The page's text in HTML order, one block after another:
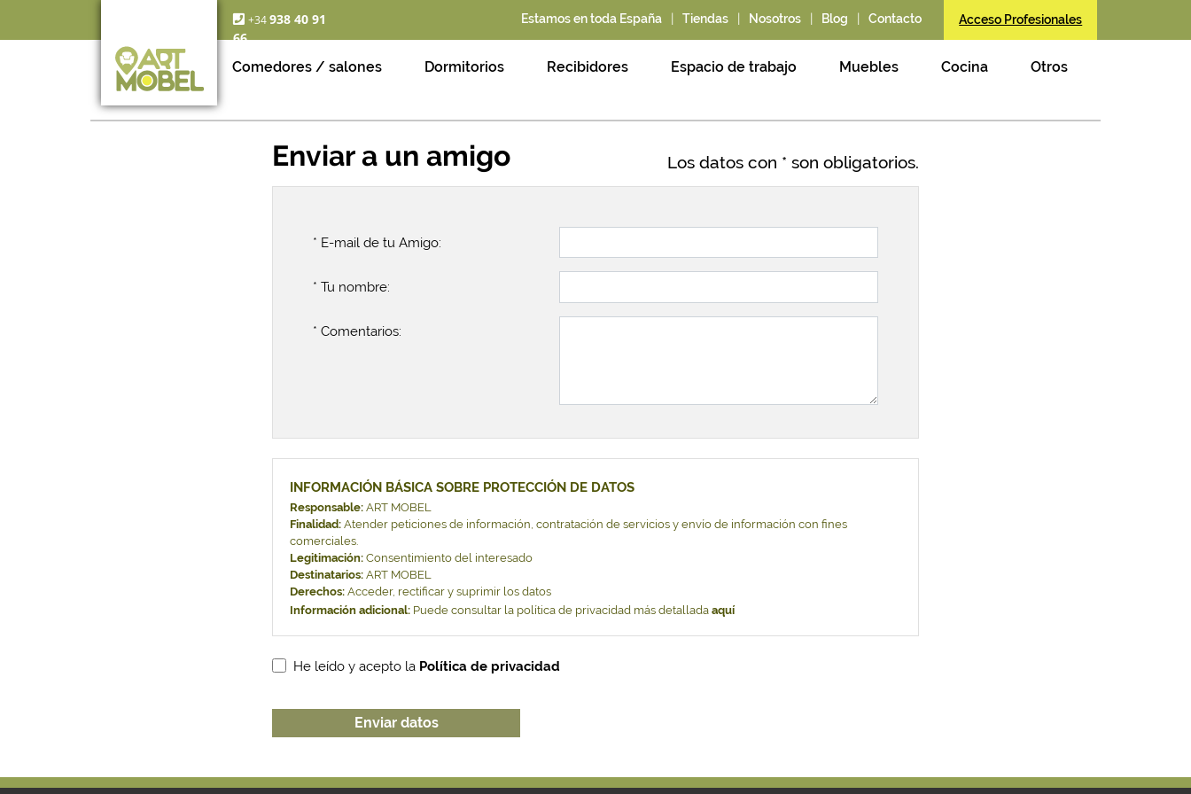
+34938 40 91
66
Estamos en toda España Tiendas Nosotros Blog Contacto Acceso Profesionales
Comedores / salones Dormitorios Recibidores Espacio de trabajo Muebles Cocina Otros
Enviar a un amigo Los datos con * son obligatorios.
* E-mail de tu Amigo:
* Tu nombre:
* Comentarios:
INFORMACIÓN BÁSICA SOBRE PROTECCIÓN DE DATOS
Responsable:ART MOBEL
Finalidad:Atender peticiones de información, contratación de servicios y envío de información con fines
comerciales.
Legitimación:Consentimiento del interesado
Destinatarios:ART MOBEL
Derechos:Acceder, rectificar y suprimir los datos
Información adicional:Puede consultar la política de privacidad más detallada aquí
He leído y acepto la Política de privacidad
Enviar datos